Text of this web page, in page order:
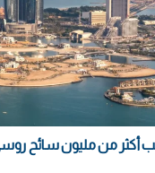
أكثر من مليون سائح